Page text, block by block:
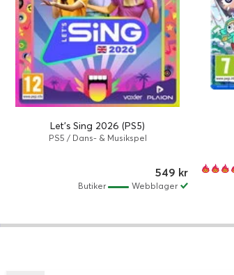
Let's Sing 2026 (PS5)
PS5 / Dans- & Musikspel
549 kr
Webblager
Butiker